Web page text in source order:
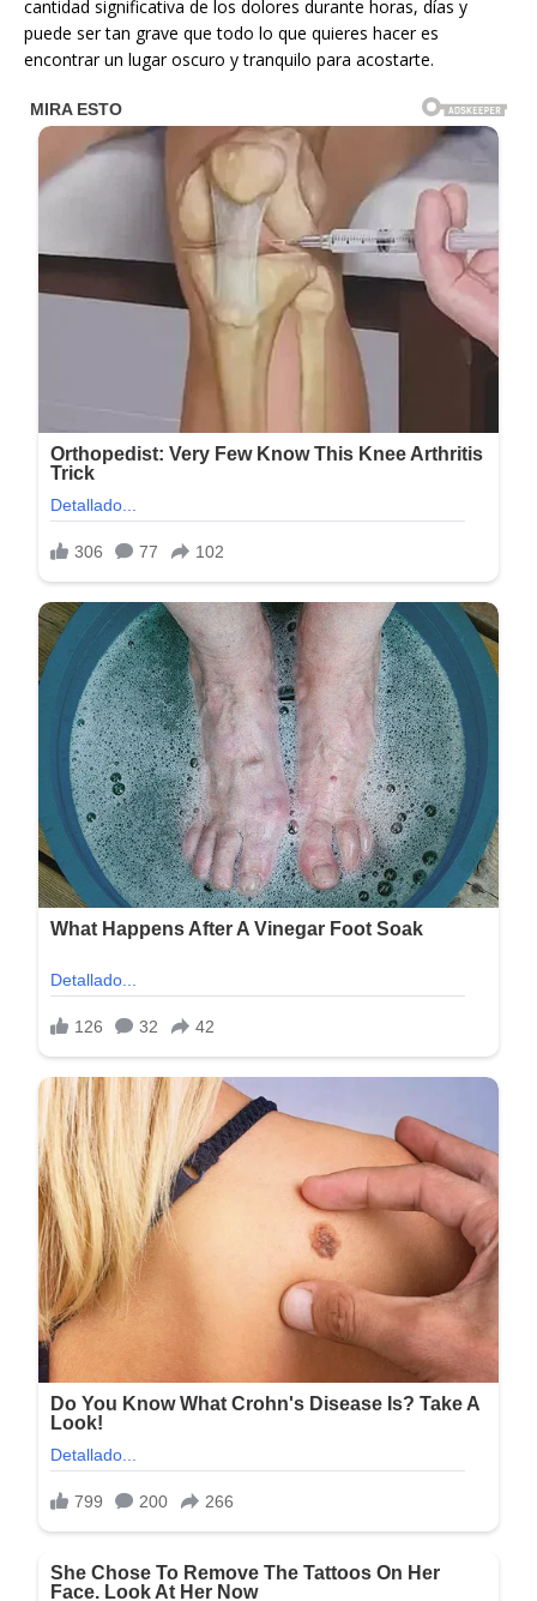
cantidad significativa de los dolores durante horas, días y
puede ser tan grave que todo lo que quieres hacer es
encontrar un lugar oscuro y tranquilo para acostarte.